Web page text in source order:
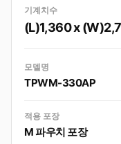
기계치수
(L)1,360 x
모델명
TPWM-330AP
적용 포장
M 파우치 포장